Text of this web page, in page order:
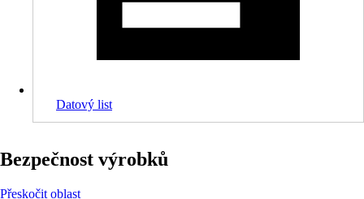
Datový list
Bezpečnost výrobků
Přeskočit oblast